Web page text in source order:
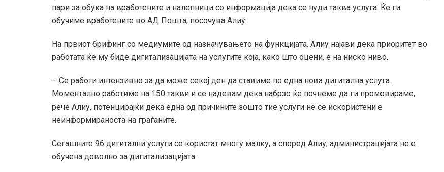
пари за обука на вработените и налепници со информација дека се нуди таква услуга. Ќе ги
обучиме вработените во АД Пошта, посочува Алиу.
На првиот брифинг со медиумите од назначувањето на функцијата, Алиу најави дека приоритет во
работата ќе му биде дигитализацијата на услугите која, како што оцени, е на ниско ниво.
– Се работи интензивно за да може секој ден да ставиме по една нова дигитална услуга.
Моментално работиме на 150 такви и се надевам дека набрзо ќе почнеме да ги промовираме,
рече Алиу, потенцирајќи дека една од причините зошто тие услуги не се искористени е
неинформираноста на граѓаните.
Сегашните 96 дигитални услуги се користат многу малку, а според Алиу, администрацијата не е
обучена доволно за дигитализацијата.